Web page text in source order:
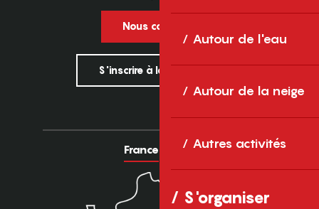
Autour de l'eau
Autour de la neige
Autres activités
S'organiser
Nous contacter
S'inscrire à la newsletter
France Europe